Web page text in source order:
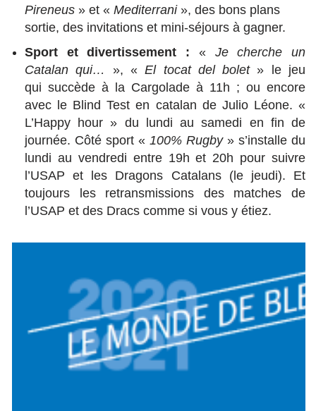
Pireneus » et « Mediterrani», des bons plans
sortie, des invitations et mini-séjours à gagner.
Sport et divertissement :
« Je cherche un
Catalan qui…
», «El tocat del bolet» le jeu
qui succède à la Cargolade à 11h ; ou encore
avec le Blind Test en catalan de Julio Léone. «
L’Happy hour » du lundi au samedi en fin de
journée. Côté sport « 100% Rugby» s’installe du
lundi au vendredi entre 19h et 20h pour suivre
l’USAP et les Dragons Catalans (le jeudi). Et
toujours les retransmissions des matches de
l’USAP et des Dracs comme si vous y étiez.